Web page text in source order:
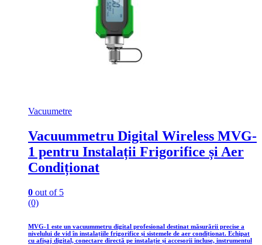
Vacuumetre
Vacuummetru Digital Wireless MVG-
1 pentru Instalații Frigorifice și Aer
Condiționat
0 out of 5
(0)
MVG-1 este un vacuummetru digital profesional destinat măsurării precise a
nivelului de vid în instalațiile frigorifice și sistemele de aer condiționat. Echipat
cu afișaj digital, conectare directă pe instalație și accesorii incluse, instrumentul